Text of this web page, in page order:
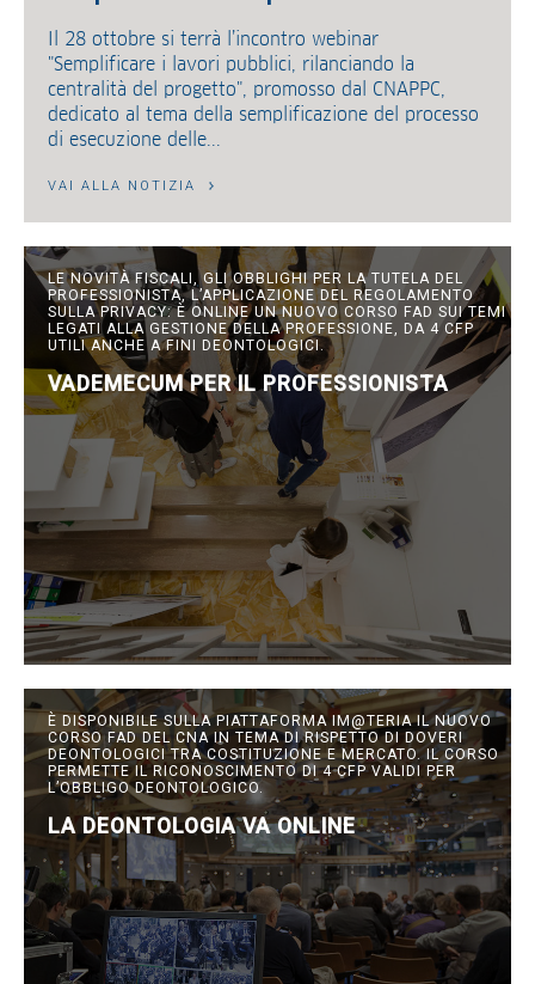
Il 28 ottobre si terrà l’incontro webinar
"Semplificare i lavori pubblici, rilanciando la
centralità del progetto", promosso dal CNAPPC,
dedicato al tema della semplificazione del processo
di esecuzione delle...
VAI ALLA NOTIZIA
LE NOVITÀ FISCALI, GLI OBBLIGHI PER LA TUTELA DEL
PROFESSIONISTA, L’APPLICAZIONE DEL REGOLAMENTO
SULLA PRIVACY: È ONLINE UN NUOVO CORSO FAD SUI TEMI
LEGATI ALLA GESTIONE DELLA PROFESSIONE, DA 4 CFP
UTILI ANCHE A FINI DEONTOLOGICI.
VADEMECUM PER IL PROFESSIONISTA
È DISPONIBILE SULLA PIATTAFORMA IM@TERIA IL NUOVO
CORSO FAD DEL CNA IN TEMA DI RISPETTO DI DOVERI
DEONTOLOGICI TRA COSTITUZIONE E MERCATO. IL CORSO
PERMETTE IL RICONOSCIMENTO DI 4 CFP VALIDI PER
L’OBBLIGO DEONTOLOGICO.
LA DEONTOLOGIA VA ONLINE